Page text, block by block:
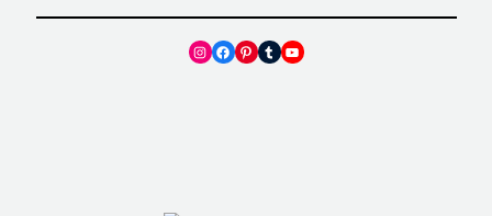
Instagram
Facebook
Pinterest
TumblrYouTube